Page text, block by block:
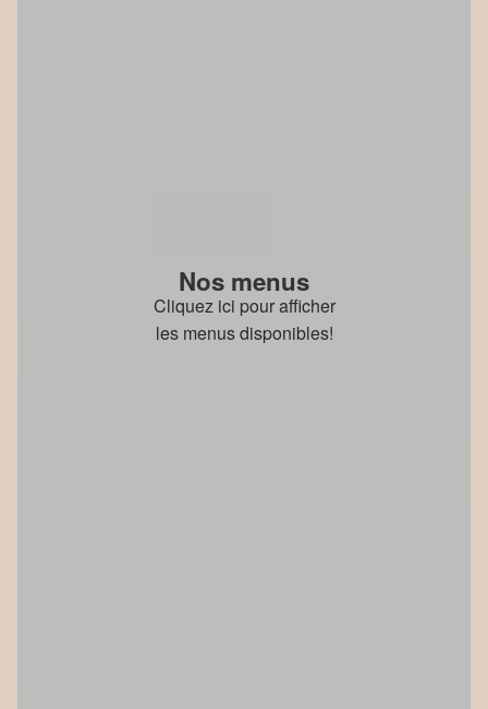
Nos menus
Cliquez ici pour afficher
les menus disponibles!